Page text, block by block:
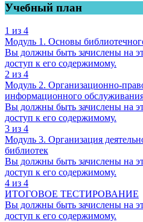
Учебный план
1 из 4
Модуль 1. Основы
Вы должны быть зачислены на
доступ к его содержимому.
2 из 4
Модуль 2. Организационно-
информационного
Вы должны быть зачислены на
доступ к его содержимому.
3 из 4
Модуль 3. Организация
библиотек
Вы должны быть зачислены на
доступ к его содержимому.
4 из 4
ИТОГОВОЕ ТЕСТИРОВАНИЕ
Вы должны быть зачислены на
доступ к его содержимому.